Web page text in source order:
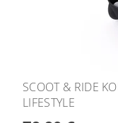
SCOOT & RIDE
LIFESTYLE